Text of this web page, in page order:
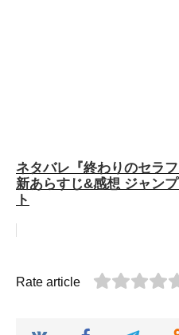
ネタバレ『終わりのセラ
新あらすじ&感想 ジャン
ト
Rate article